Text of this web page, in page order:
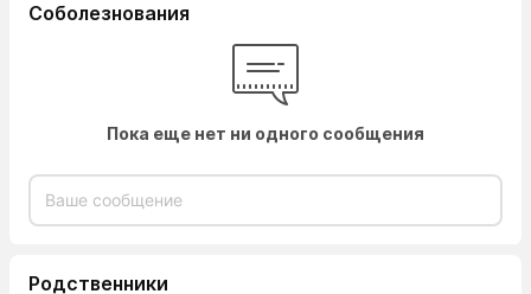
Соболезнования
Пока еще нет ни одного сообщения
Родственники